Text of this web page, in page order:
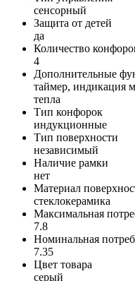
сенсорный
Защита от детей
да
Количество
4
Дополнительные
таймер, индикация
тепла
Тип конфорок
индукционные
Тип поверхности
независимый
Наличие рамки
нет
Материал
стеклокерамика
Максимальная
7.8
Номинальная
7.35
Цвет товара
серый